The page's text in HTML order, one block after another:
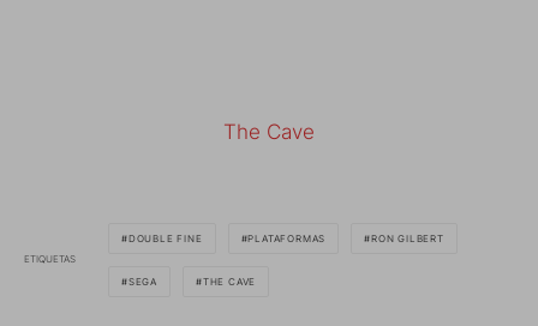
The Cave
ETIQUETAS
DOUBLE FINE PLATAFORMAS RON GILBERT
SEGA THE CAVE